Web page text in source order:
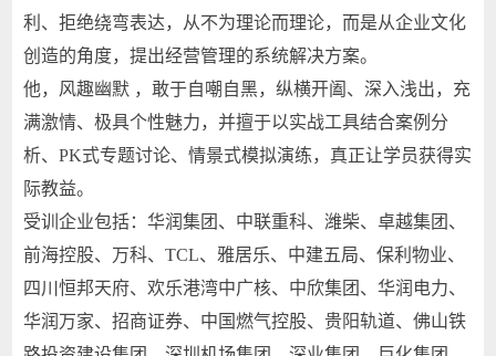
利、拒绝绕弯表达，从不为理论而理论，而是从企业文化
创造的角度，提出经营管理的系统解决方案。
他，风趣幽默 ，敢于自嘲自黑，纵横开阖、深入浅出，充
满激情、极具个性魅力，并擅于以实战工具结合案例分
析、PK式专题讨论、情景式模拟演练，真正让学员获得实
际教益。
受训企业包括：华润集团、中联重科、潍柴、卓越集团、
前海控股、万科、TCL、雅居乐、中建五局、保利物业、
四川恒邦天府、欢乐港湾中广核、中欣集团、华润电力、
华润万家、招商证券、中国燃气控股、贵阳轨道、佛山铁